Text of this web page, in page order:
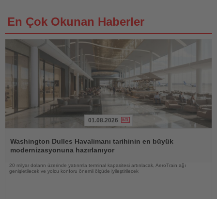
En Çok Okunan Haberler
Oku
01.08.2026
Washington Dulles Havalimanı tarihinin en büyük
modernizasyonuna hazırlanıyor
20 milyar doların üzerinde yatırımla terminal kapasitesi artırılacak, AeroTrain ağı
genişletilecek ve yolcu konforu önemli ölçüde iyileştirilecek